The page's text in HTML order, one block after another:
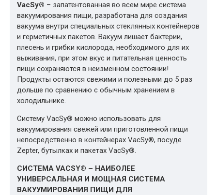
VacSy® – запатентованная во всем мире система
вакуумирования пищи, разработана для создания
вакуума внутри специальных стеклянных контейнеров
и герметичных пакетов. Вакуум лишает бактерии,
плесень и грибки кислорода, необходимого для их
выживания, при этом вкус и питательная ценность
пищи сохраняются в неизменном состоянии!
Продукты остаются свежими и полезными до 5 раз
дольше по сравнению с обычным хранением в
холодильнике.
Систему VacSy® можно использовать для
вакуумирования свежей или приготовленной пищи
непосредственно в контейнерах VacSy®, посуде
Zepter, бутылках и пакетах VacSy®.
СИСТЕМА VACSY® – НАИБОЛЕЕ
УНИВЕРСАЛЬНАЯ И МОЩНАЯ СИСТЕМА
ВАКУУМИРОВАНИЯ ПИЩИ ДЛЯ